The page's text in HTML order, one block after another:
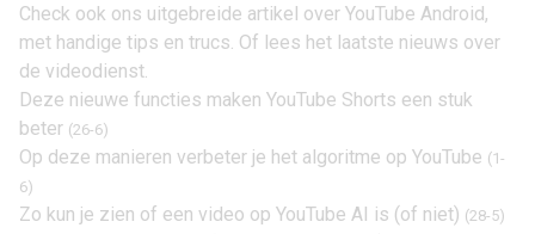
Check ook ons uitgebreide artikel over YouTube Android,
met handige tips en trucs. Of lees het laatste nieuws over
de videodienst.
Deze nieuwe functies maken YouTube Shorts een stuk
beter (26-6)
Op deze manieren verbeter je het algoritme op YouTube (1-
6)
Zo kun je zien of een video op YouTube AI is (of niet) (28-5)